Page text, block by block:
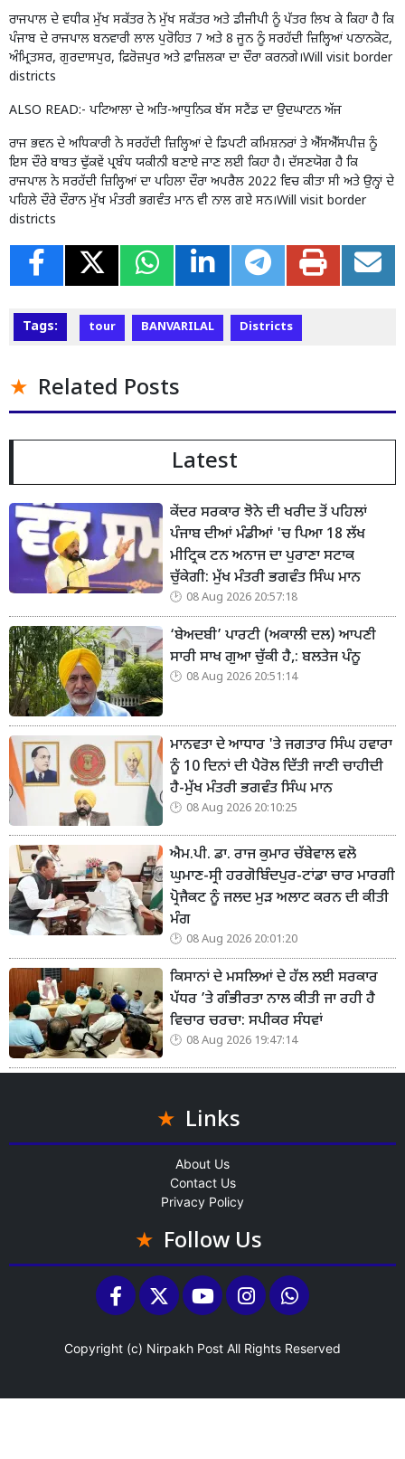
ਰਾਜਪਾਲ ਦੇ ਵਧੀਕ ਮੁੱਖ ਸਕੱਤਰ ਨੇ ਮੁੱਖ ਸਕੱਤਰ ਅਤੇ ਡੀਜੀਪੀ ਨੂੰ ਪੱਤਰ ਲਿਖ ਕੇ ਕਿਹਾ ਹੈ ਕਿ
ਪੰਜਾਬ ਦੇ ਰਾਜਪਾਲ ਬਨਵਾਰੀ ਲਾਲ ਪੁਰੋਹਿਤ 7 ਅਤੇ 8 ਜੂਨ ਨੂੰ ਸਰਹੱਦੀ ਜ਼ਿਲ੍ਹਿਆਂ ਪਠਾਨਕੋਟ,
ਅੰਮ੍ਰਿਤਸਰ, ਗੁਰਦਾਸਪੁਰ, ਫ਼ਿਰੋਜ਼ਪੁਰ ਅਤੇ ਫ਼ਾਜ਼ਿਲਕਾ ਦਾ ਦੌਰਾ ਕਰਨਗੇ।Will visit border
districts
ALSO READ:- ਪਟਿਆਲਾ ਦੇ ਅਤਿ-ਆਧੁਨਿਕ ਬੱਸ ਸਟੈਂਡ ਦਾ ਉਦਘਾਟਨ ਅੱਜ
ਰਾਜ ਭਵਨ ਦੇ ਅਧਿਕਾਰੀ ਨੇ ਸਰਹੱਦੀ ਜ਼ਿਲ੍ਹਿਆਂ ਦੇ ਡਿਪਟੀ ਕਮਿਸ਼ਨਰਾਂ ਤੇ ਐੱਸਐੱਸਪੀਜ਼ ਨੂੰ
ਇਸ ਦੌਰੇ ਬਾਬਤ ਢੁੱਕਵੇਂ ਪ੍ਰਬੰਧ ਯਕੀਨੀ ਬਣਾਏ ਜਾਣ ਲਈ ਕਿਹਾ ਹੈ। ਦੱਸਣਯੋਗ ਹੈ ਕਿ
ਰਾਜਪਾਲ ਨੇ ਸਰਹੱਦੀ ਜ਼ਿਲ੍ਹਿਆਂ ਦਾ ਪਹਿਲਾ ਦੌਰਾ ਅਪਰੈਲ 2022 ਵਿਚ ਕੀਤਾ ਸੀ ਅਤੇ ਉਨ੍ਹਾਂ ਦੇ
ਪਹਿਲੇ ਦੌਰੇ ਦੌਰਾਨ ਮੁੱਖ ਮੰਤਰੀ ਭਗਵੰਤ ਮਾਨ ਵੀ ਨਾਲ ਗਏ ਸਨ।Will visit border
districts
Tags: tour BANVARILAL Districts
Related Posts
Latest
ਕੇਂਦਰ ਸਰਕਾਰ ਝੋਨੇ ਦੀ ਖਰੀਦ ਤੋਂ ਪਹਿਲਾਂ
ਪੰਜਾਬ ਦੀਆਂ ਮੰਡੀਆਂ 'ਚ ਪਿਆ 18 ਲੱਖ
ਮੀਟ੍ਰਿਕ ਟਨ ਅਨਾਜ ਦਾ ਪੁਰਾਣਾ ਸਟਾਕ
ਚੁੱਕੇਗੀ: ਮੁੱਖ ਮੰਤਰੀ ਭਗਵੰਤ ਸਿੰਘ ਮਾਨ
08 Aug 2026 20:57:18
‘ਬੇਅਦਬੀ’ ਪਾਰਟੀ (ਅਕਾਲੀ ਦਲ) ਆਪਣੀ
ਸਾਰੀ ਸਾਖ ਗੁਆ ਚੁੱਕੀ ਹੈ,: ਬਲਤੇਜ ਪੰਨੂ
08 Aug 2026 20:51:14
ਮਾਨਵਤਾ ਦੇ ਆਧਾਰ 'ਤੇ ਜਗਤਾਰ ਸਿੰਘ ਹਵਾਰਾ
ਨੂੰ 10 ਦਿਨਾਂ ਦੀ ਪੈਰੋਲ ਦਿੱਤੀ ਜਾਣੀ ਚਾਹੀਦੀ
ਹੈ-ਮੁੱਖ ਮੰਤਰੀ ਭਗਵੰਤ ਸਿੰਘ ਮਾਨ
08 Aug 2026 20:10:25
ਐਮ.ਪੀ. ਡਾ. ਰਾਜ ਕੁਮਾਰ ਚੱਬੇਵਾਲ ਵਲੋ
ਘੁਮਾਣ-ਸ੍ਰੀ ਹਰਗੋਬਿੰਦਪੁਰ-ਟਾਂਡਾ ਚਾਰ ਮਾਰਗੀ
ਪ੍ਰੋਜੈਕਟ ਨੂੰ ਜਲਦ ਮੁੜ ਅਲਾਟ ਕਰਨ ਦੀ ਕੀਤੀ
ਮੰਗ
08 Aug 2026 20:01:20
ਕਿਸਾਨਾਂ ਦੇ ਮਸਲਿਆਂ ਦੇ ਹੱਲ ਲਈ ਸਰਕਾਰ
ਪੱਧਰ ’ਤੇ ਗੰਭੀਰਤਾ ਨਾਲ ਕੀਤੀ ਜਾ ਰਹੀ ਹੈ
ਵਿਚਾਰ ਚਰਚਾ: ਸਪੀਕਰ ਸੰਧਵਾਂ
08 Aug 2026 19:47:14
Links
About Us
Contact Us
Privacy Policy
Follow Us
Copyright (c) Nirpakh Post All Rights Reserved